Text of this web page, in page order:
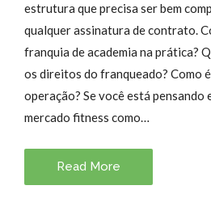
estrutura que precisa ser bem
qualquer assinatura de contrato.
franquia de academia na prática?
os direitos do franqueado? Como
operação? Se você está pensando
mercado fitness como…
Read More